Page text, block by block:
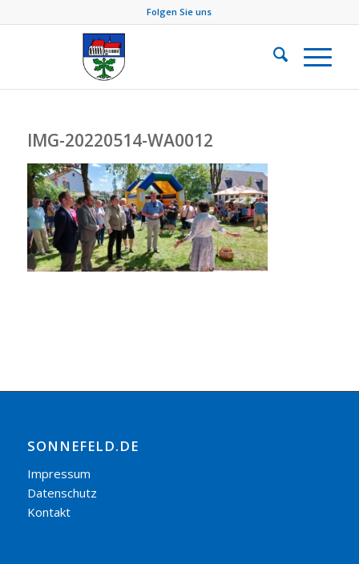
Folgen Sie uns
IMG-20220514-WA0012
SONNEFELD.DE
Impressum
Datenschutz
Kontakt